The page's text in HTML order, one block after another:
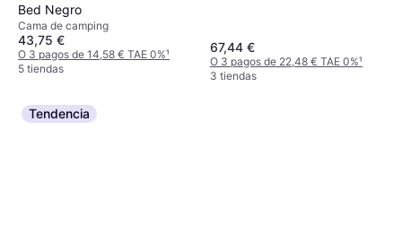
Bed Negro
Cama de camping
43,75 €
O 3 pagos de 14,58 € TAE 0%¹
5 tiendas
67,44 €
O 3 pagos de 22,48 € TAE 0%¹
3 tiendas
Tendencia